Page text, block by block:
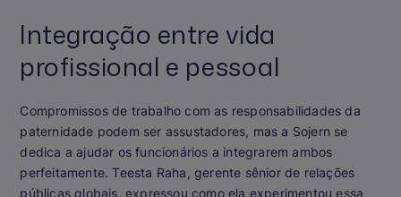
Integração entre vida
profissional e pessoal
Compromissos de trabalho com as responsabilidades da
paternidade podem ser assustadores, mas a Sojern se
dedica a ajudar os funcionários a integrarem ambos
perfeitamente. Teesta Raha, gerente sênior de relações
públicas globais, expressou como ela experimentou essa